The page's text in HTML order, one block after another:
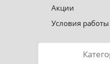
Акции
Условия работы